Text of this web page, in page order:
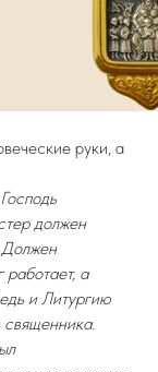
руки, а
должен
Должен
работает, а
и Литургию